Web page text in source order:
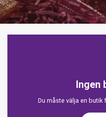
Ingen
Du måste välja en butik